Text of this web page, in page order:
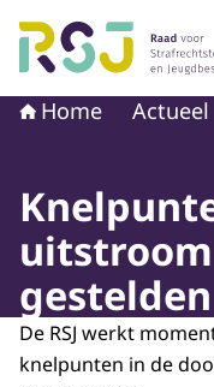
Naar de homepage
Home Actueel
gestelden
De RSJ werkt
knelpunten in de